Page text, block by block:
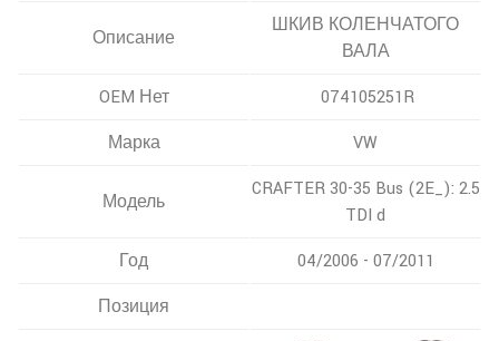
Описание
ШКИВ КОЛЕНЧАТОГО
ВАЛА
OEM Нет
074105251R
Марка
VW
Модель
CRAFTER 30-35 Bus (2E_): 2.5
TDI d
Год
04/2006 - 07/2011
Позиция